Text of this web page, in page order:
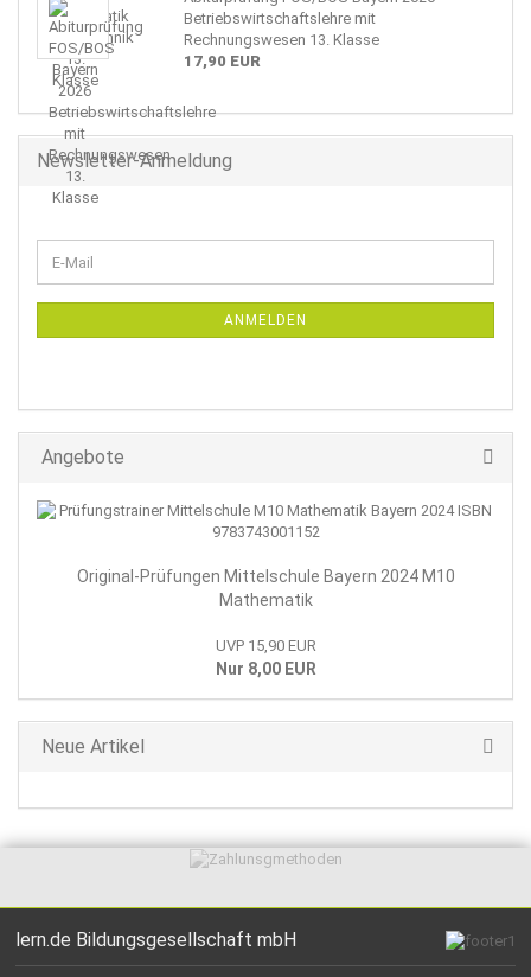
Betriebswirtschaftslehre mit
Rechnungswesen 13. Klasse
17,90 EUR
Newsletter-Anmeldung
ZUR
E-
Mail
ANMELDEN
Angebote
Original-Prüfungen Mittelschule Bayern 2024 M10
Mathematik
UVP 15,90 EUR
Nur 8,00 EUR
Neue Artikel
lern.de Bildungsgesellschaft mbH